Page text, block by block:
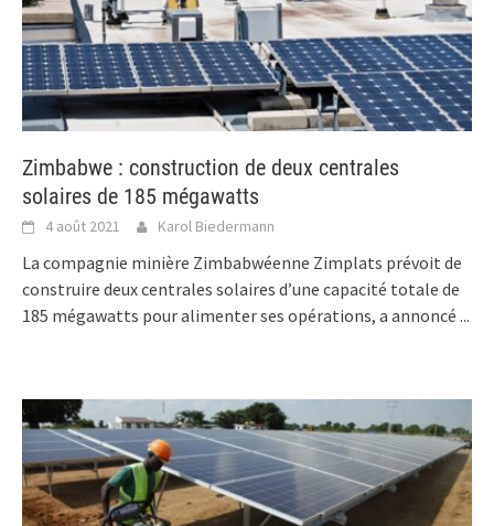
Zimbabwe : construction de deux centrales
solaires de 185 mégawatts
4 août 2021 Karol Biedermann
La compagnie minière Zimbabwéenne Zimplats prévoit de
construire deux centrales solaires d’une capacité totale de
185 mégawatts pour alimenter ses opérations, a annoncé ...